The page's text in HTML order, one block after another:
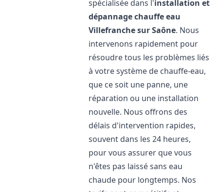
spécialisée dans l'installation et
dépannage chauffe eau
Villefranche sur Saône. Nous
intervenons rapidement pour
résoudre tous les problèmes liés
à votre système de chauffe-eau,
que ce soit une panne, une
réparation ou une installation
nouvelle. Nous offrons des
délais d'intervention rapides,
souvent dans les 24 heures,
pour vous assurer que vous
n'êtes pas laissé sans eau
chaude pour longtemps. Nos